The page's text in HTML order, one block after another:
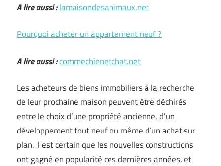
A lire aussi :lamaisondesanimaux.net
Pourquoi acheter un appartement neuf ?
A lire aussi :commechienetchat.net
Les acheteurs de biens immobiliers à la recherche
de leur prochaine maison peuvent être déchirés
entre le choix d’une propriété ancienne, d’un
développement tout neuf ou même d’un achat sur
plan. Il est certain que les nouvelles constructions
ont gagné en popularité ces dernières années, et